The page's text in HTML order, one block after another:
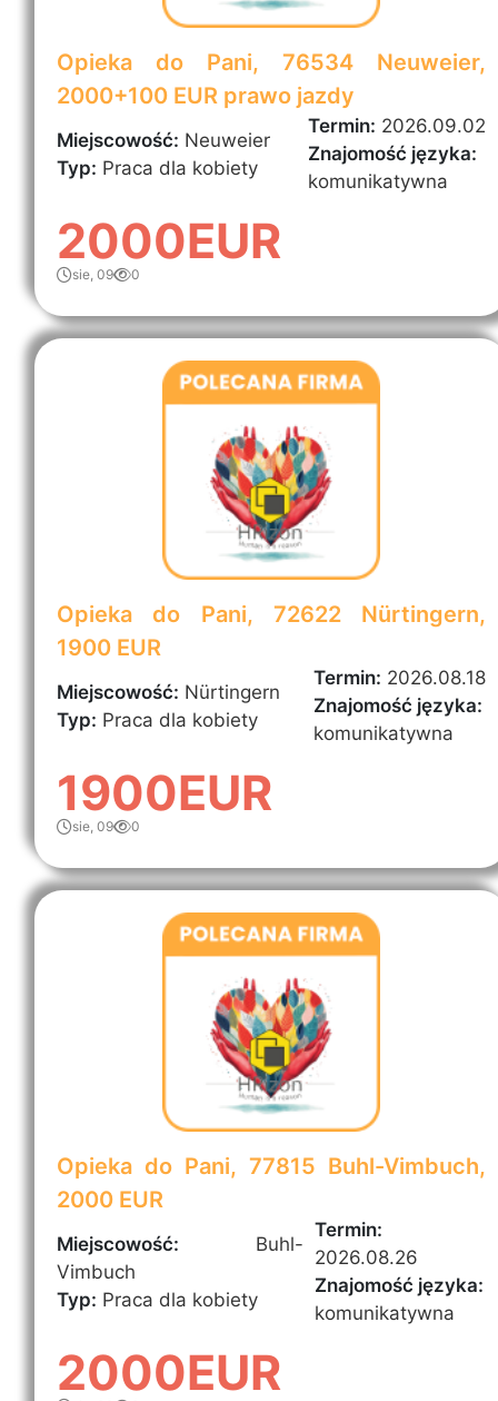
Opieka do Pani, 76534 Neuweier,
2000+100 EUR prawo jazdy
Miejscowość: Neuweier
Typ: Praca dla kobiety
Termin: 2026.09.02
Znajomość języka:
komunikatywna
2000EUR
sie, 09 0
Opieka do Pani, 72622 Nürtingern,
1900 EUR
Miejscowość: Nürtingern
Typ: Praca dla kobiety
Termin: 2026.08.18
Znajomość języka:
komunikatywna
1900EUR
sie, 09 0
Opieka do Pani, 77815 Buhl-Vimbuch,
2000 EUR
Miejscowość:
Buhl-
Vimbuch
Typ: Praca dla kobiety
Termin:
2026.08.26
Znajomość języka:
komunikatywna
2000EUR